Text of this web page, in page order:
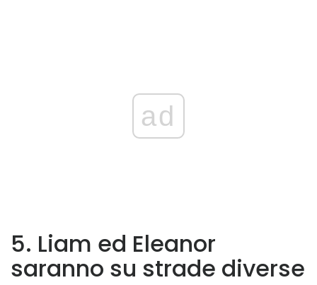
ad
5. Liam ed Eleanor
saranno su strade diverse